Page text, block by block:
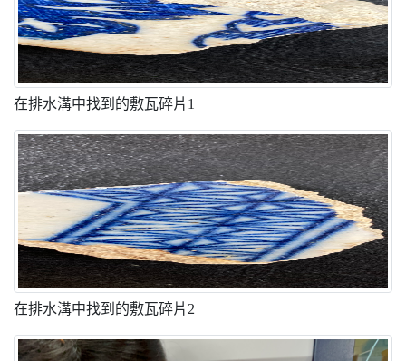
在排水溝中找到的敷瓦碎片1
在排水溝中找到的敷瓦碎片2